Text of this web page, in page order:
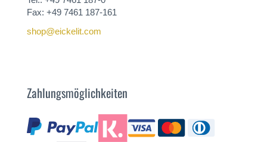
Fax: +49 7461 187-161
shop@eickelit.com
Zahlungsmöglichkeiten